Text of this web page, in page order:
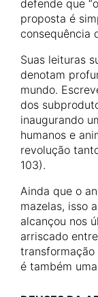
defende que
proposta é
consequência
Suas leituras
denotam
mundo.
dos
inaugurando
humanos e
revolução
103).
Ainda que o
mazelas, isso
alcançou nos
arriscado
é também